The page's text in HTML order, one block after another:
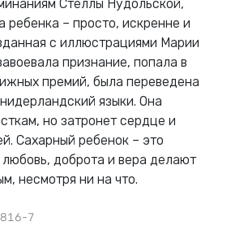
Стеллы Нудольской,
ребенка – просто, искренне и
с иллюстрациями Марии
признание, попала в
премий, была переведена
языки. Она
но затронет сердце и
Сахарный ребенок – это
любовь, доброта и вера делают
несмотря ни на что.
7